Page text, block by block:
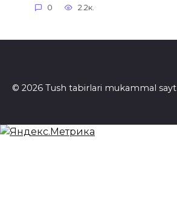
0 2.2к.
© 2026 Tush tabirlari mukammal sayt